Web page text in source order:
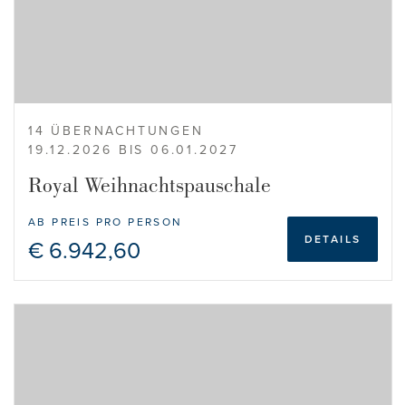
14 ÜBERNACHTUNGEN
19.12.2026 BIS 06.01.2027
Royal Weihnachtspauschale
AB PREIS PRO PERSON
€ 6.942,60 DETAILS